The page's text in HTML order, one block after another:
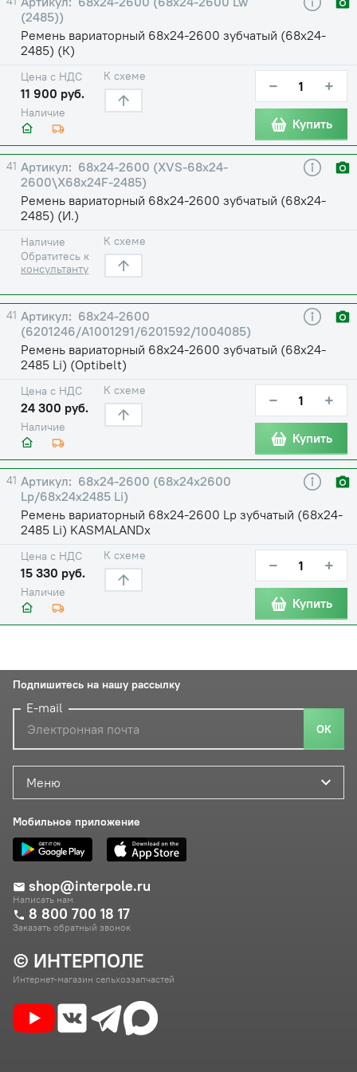
(2485))
Ремень вариаторный 68х24-2600 зубчатый (68х24-
2485) (К)
Наличие
Цена с НДС
11 900 руб.
К схеме − +
Купить
41
68х24-2600 (XVS-68х24-
2600\X68х24F-2485)
Ремень вариаторный 68х24-2600 зубчатый (68х24-
2485) (И.)
Наличие
Обратитесь к
консультанту
К схеме
41
68х24-2600
(6201246/A1001291/6201592/1004085)
Ремень вариаторный 68х24-2600 зубчатый (68х24-
2485 Li) (Optibelt)
Наличие
Цена с НДС
24 300 руб.
К схеме − +
Купить
41
68х24-2600 (68х24х2600
Lp/68х24х2485 Li)
Ремень вариаторный 68х24-2600 Lp зубчатый (68х24-
2485 Li) KASMALANDх
Наличие
Цена с НДС
15 330 руб.
К схеме − +
Купить
© ИНТЕРПОЛЕ
Интернет-магазин сельхоззапчастей
Меню
Мобильное приложение
shop@interpole.ru
Написать нам
8 800 700 18 17
Заказать обратный звонок
Подпишитесь на нашу рассылку
E-mail
ОК